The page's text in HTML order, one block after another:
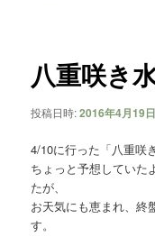
ー
ョ
八重咲き
投稿日時:2016年4月19日
4/10に行った「八重咲
ちょっと予想していた
たが、
お天気にも恵まれ、終
す。